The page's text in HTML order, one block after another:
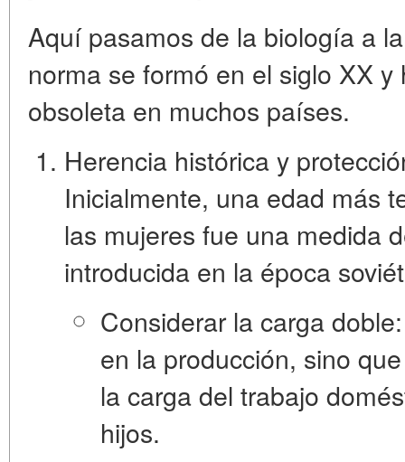
Aquí pasamos de la biología a
norma se formó en el siglo XX
obsoleta en muchos países.
Herencia histórica y
Inicialmente, una edad más
las mujeres fue una medida
introducida en la época
Considerar la carga doble:
en la producción, sino
la carga del trabajo
hijos.